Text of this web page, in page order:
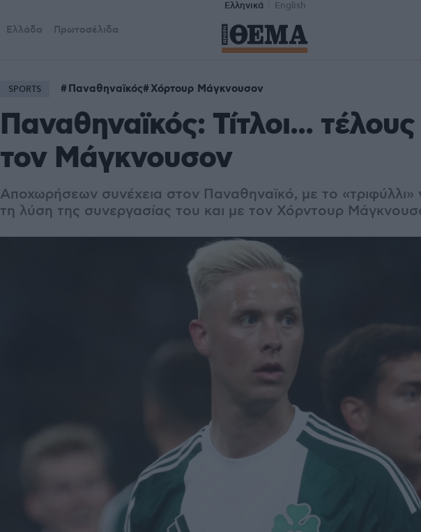
Ελληνικά English
Ελλάδα Πρωτοσέλιδα
SPORTS Παναθηναϊκός Χόρτουρ Μάγκνουσον
Παναθηναϊκός: Τίτλοι...
τον Μάγκνουσον
Αποχωρήσεων συνέχεια στον Παναθηναϊκό, με το «τριφύλλι»
τη λύση της συνεργασίας του και με τον Χόρντουρ